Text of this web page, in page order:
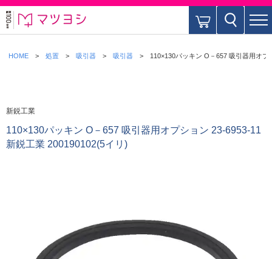
HOME 処置 吸引器 吸引器 110×130パッキン O－657 吸引器用オ
新鋭工業
110×130パッキン O－657 吸引器用オプション 23-6953-11
新鋭工業 200190102(5イリ)